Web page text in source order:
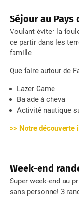
Séjour au Pays
Voulant éviter la
de partir dans les
famille
Que faire autour de
Lazer Game
Balade à cheval
Activité nautique
>> Notre découverte
Week-end
Super week-end au
sans personne! 3